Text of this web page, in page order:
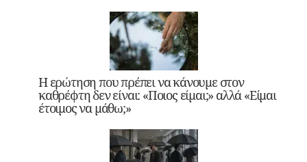
Η ερώτηση που πρέπει να κάνουμε στον
καθρέφτη δεν είναι: «Ποιος είμαι;» αλλά «Είμαι
έτοιμος να μάθω;»